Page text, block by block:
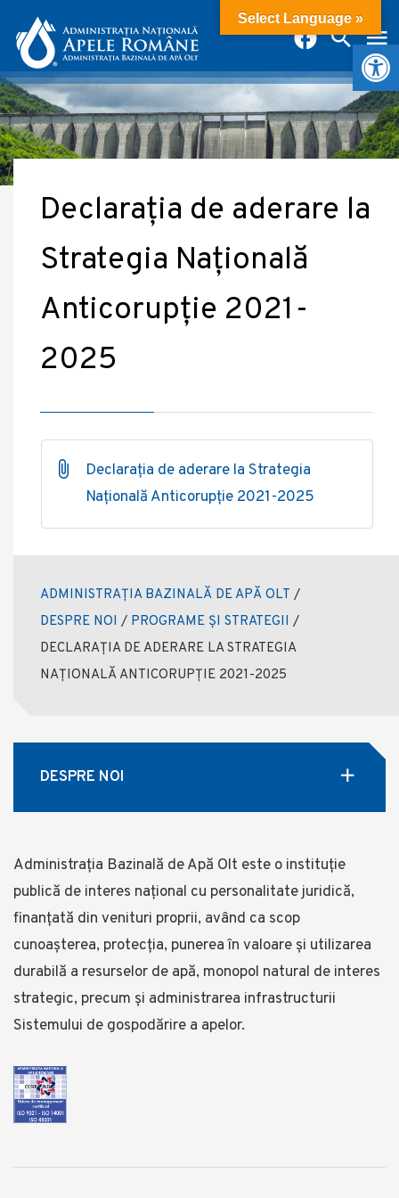
Declarația de aderare la
Strategia Națională
Anticorupție 2021-
2025
Declarația de aderare la Strategia
Națională Anticorupție 2021-2025
ADMINISTRAȚIA BAZINALĂ DE APĂ OLT /
DESPRE NOI / PROGRAME ȘI STRATEGII /
DECLARAȚIA DE ADERARE LA STRATEGIA
NAȚIONALĂ ANTICORUPȚIE 2021-2025
DESPRE NOI
Administrația Bazinală de Apă Olt este o instituție
publică de interes național cu personalitate juridică,
finanțată din venituri proprii, având ca scop
cunoașterea, protecția, punerea în valoare și utilizarea
durabilă a resurselor de apă, monopol natural de interes
strategic, precum și administrarea infrastructurii
Sistemului de gospodărire a apelor.
Select Language »